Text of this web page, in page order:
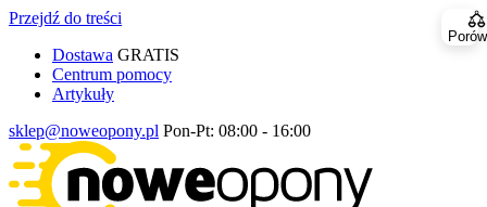
Przejdź do treści
Dostawa GRATIS
Centrum pomocy
Artykuły
sklep@noweopony.pl Pon-Pt: 08:00 - 16:00